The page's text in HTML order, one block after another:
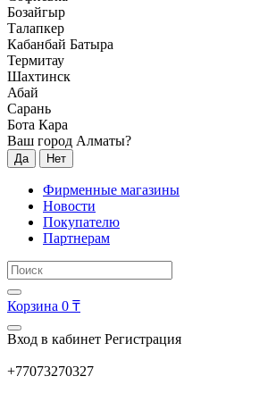
Бозайгыр
Талапкер
Кабанбай Батыра
Термитау
Шахтинск
Абай
Сарань
Бота Кара
Ваш город Алматы?
Да Нет
Фирменные магазины
Новости
Покупателю
Партнерам
Корзина 0 ₸
Вход в кабинет Регистрация
+77073270327